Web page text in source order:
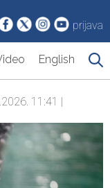
prijava
English
11:41 |